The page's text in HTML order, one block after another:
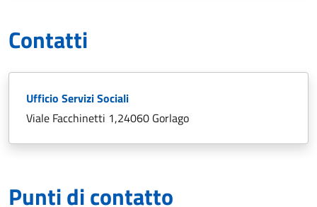
Contatti
Ufficio Servizi Sociali
Viale Facchinetti 1,24060 Gorlago
Punti di contatto